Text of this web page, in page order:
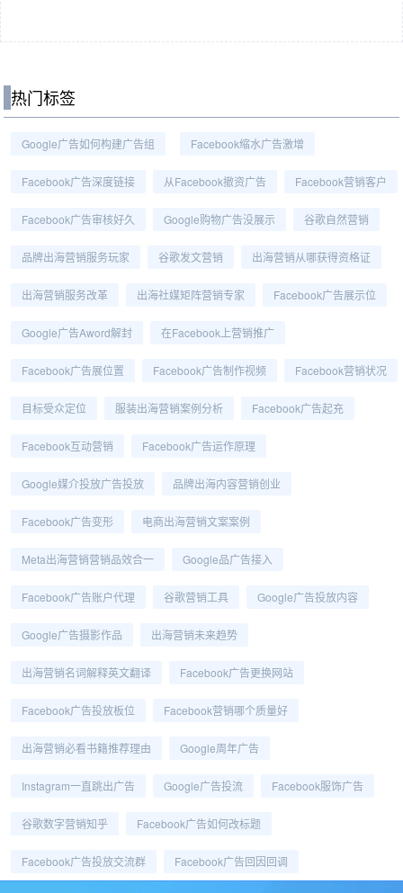
热门标签
Google广告如何构建广告组 Facebook缩水广告激增
Facebook广告深度链接 从Facebook撤资广告 Facebook营销客户
Facebook广告审核好久 Google购物广告没展示 谷歌自然营销
品牌出海营销服务玩家 谷歌发文营销 出海营销从哪获得资格证
出海营销服务改革 出海社媒矩阵营销专家 Facebook广告展示位
Google广告aword解封 在Facebook上营销推广
Facebook广告展位置 Facebook广告制作视频 Facebook营销状况
目标受众定位 服装出海营销案例分析 Facebook广告起充
Facebook互动营销 Facebook广告运作原理
Google媒介投放广告投放 品牌出海内容营销创业
Facebook广告变形 电商出海营销文案案例
Meta出海营销营销品效合一 Google品广告接入
Facebook广告账户代理 谷歌营销工具 Google广告投放内容
Google广告摄影作品 出海营销未来趋势
出海营销名词解释英文翻译 Facebook广告更换网站
Facebook广告投放板位 Facebook营销哪个质量好
出海营销必看书籍推荐理由 Google周年广告
Instagram一直跳出广告 Google广告投流 Facebook服饰广告
谷歌数字营销知乎 Facebook广告如何改标题
Facebook广告投放交流群 Facebook广告回因回调